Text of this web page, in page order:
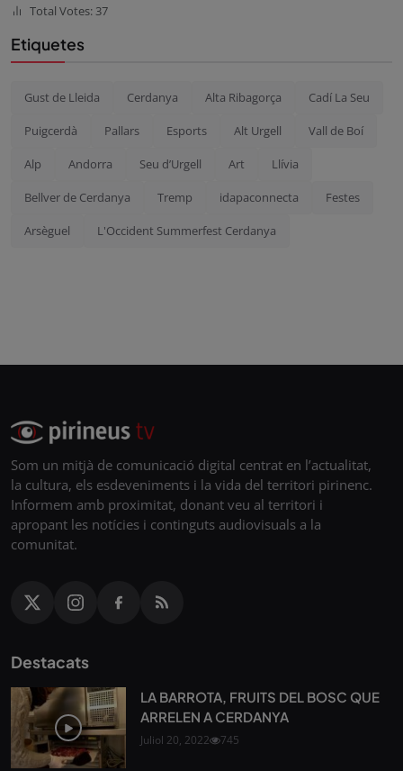
Total Votes: 37
Etiquetes
Gust de Lleida Cerdanya Alta Ribagorça Cadí La Seu
Puigcerdà Pallars Esports Alt Urgell Vall de Boí
Alp Andorra Seu d’Urgell Art Llívia
Bellver de Cerdanya Tremp idapaconnecta Festes
Arsèguel L'Occident Summerfest Cerdanya
Som un mitjà de comunicació digital centrat en l’actualitat,
la cultura, els esdeveniments i la vida del territori pirinenc.
Informem amb proximitat, donant veu al territori i
apropant les notícies i continguts audiovisuals a la
comunitat.
Destacats
LA BARROTA, FRUITS DEL BOSC QUE
ARRELEN A CERDANYA
Juliol 20, 2022 745